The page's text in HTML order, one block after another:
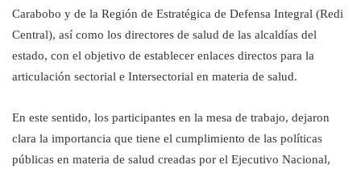
Carabobo y de la Región de Estratégica de Defensa Integral (Redi
Central), así como los directores de salud de las alcaldías del
estado, con el objetivo de establecer enlaces directos para la
articulación sectorial e Intersectorial en materia de salud.
En este sentido, los participantes en la mesa de trabajo, dejaron
clara la importancia que tiene el cumplimiento de las políticas
públicas en materia de salud creadas por el Ejecutivo Nacional,